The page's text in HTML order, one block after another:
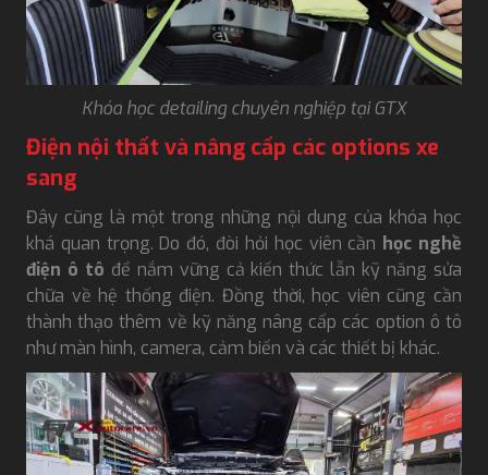
Khóa học detailing chuyên nghiệp tại GTX
Điện nội thất và nâng cấp các options xe
sang
Đây cũng là một trong những nội dung của khóa học
khá quan trọng. Do đó, đòi hỏi học viên cần học nghề
điện ô tô để nắm vững cả kiến thức lẫn kỹ năng sửa
chữa về hệ thống điện. Đồng thời, học viên cũng cần
thành thạo thêm về kỹ năng nâng cấp các option ô tô
như màn hình, camera, cảm biến và các thiết bị khác.